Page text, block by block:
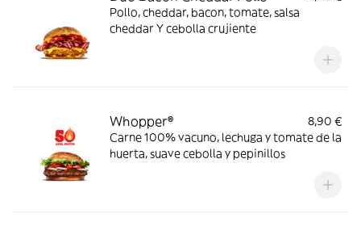
Pollo, cheddar, bacon, tomate, salsa
cheddar Y cebolla crujiente
Whopper®
8,90 €
Carne 100% vacuno, lechuga y tomate de la
huerta, suave cebolla y pepinillos